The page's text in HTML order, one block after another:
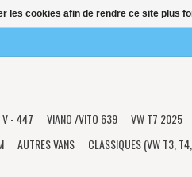
V - 447 VIANO /VITO 639 VW T7 2025
AUTRES VANS CLASSIQUES (VW T3,
les cookies afin de rendre ce site plus